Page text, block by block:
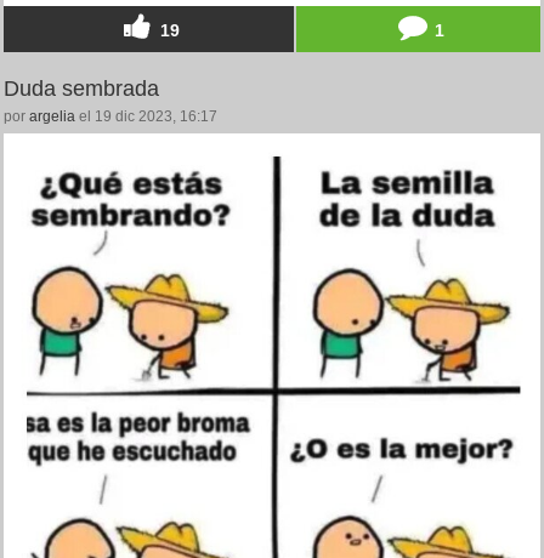
19 1
Duda sembrada
por argelia el 19 dic 2023, 16:17